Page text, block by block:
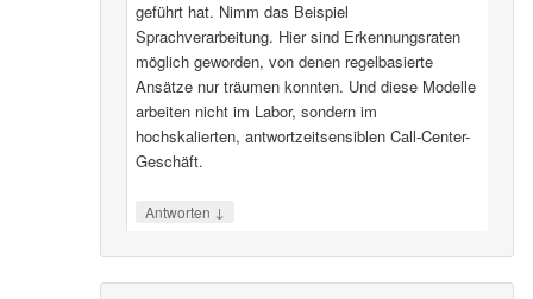
geführt hat. Nimm das Beispiel
Sprachverarbeitung. Hier sind Erkennungsraten
möglich geworden, von denen regelbasierte
Ansätze nur träumen konnten. Und diese Modelle
arbeiten nicht im Labor, sondern im
hochskalierten, antwortzeitsensiblen Call-Center-
Geschäft.
Antworten ↓